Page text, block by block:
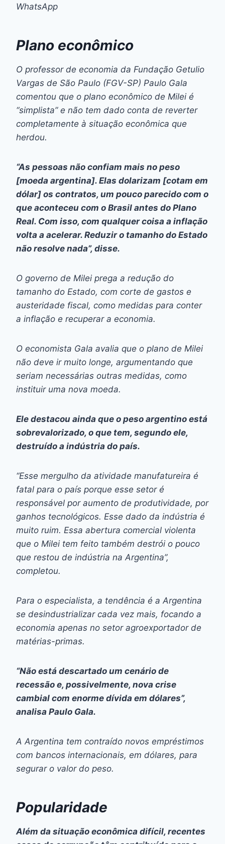
WhatsApp
Plano econômico
O professor de economia da Fundação Getulio
Vargas de São Paulo (FGV-SP) Paulo Gala
comentou que o plano econômico de Milei é
“simplista” e não tem dado conta de reverter
completamente à situação econômica que
herdou.
“As pessoas não confiam mais no peso
[moeda argentina]. Elas dolarizam [cotam em
dólar] os contratos, um pouco parecido com o
que aconteceu com o Brasil antes do Plano
Real. Com isso, com qualquer coisa a inflação
volta a acelerar. Reduzir o tamanho do Estado
não resolve nada”, disse.
O governo de Milei prega a redução do
tamanho do Estado, com corte de gastos e
austeridade fiscal, como medidas para conter
a inflação e recuperar a economia.
O economista Gala avalia que o plano de Milei
não deve ir muito longe, argumentando que
seriam necessárias outras medidas, como
instituir uma nova moeda.
Ele destacou ainda que o peso argentino está
sobrevalorizado, o que tem, segundo ele,
destruído a indústria do país.
“Esse mergulho da atividade manufatureira é
fatal para o país porque esse setor é
responsável por aumento de produtividade, por
ganhos tecnológicos. Esse dado da indústria é
muito ruim. Essa abertura comercial violenta
que o Milei tem feito também destrói o pouco
que restou de indústria na Argentina”,
completou.
Para o especialista, a tendência é a Argentina
se desindustrializar cada vez mais, focando a
economia apenas no setor agroexportador de
matérias-primas.
“Não está descartado um cenário de
recessão e, possivelmente, nova crise
cambial com enorme dívida em dólares”,
analisa Paulo Gala.
A Argentina tem contraído novos empréstimos
com bancos internacionais, em dólares, para
segurar o valor do peso.
Popularidade
Além da situação econômica difícil, recentes